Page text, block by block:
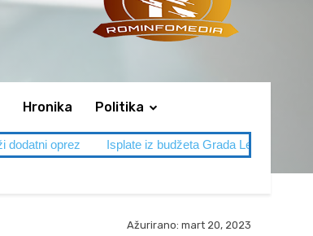
Hronika Politika
Isplate iz budžeta Grada Leskovca SVADBA IM
Ažurirano: mart 20, 2023